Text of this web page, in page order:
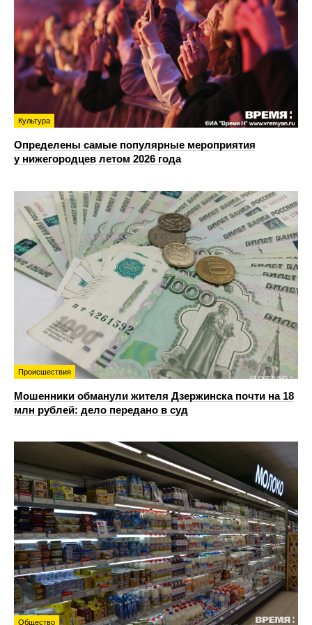
Культура
Определены самые популярные мероприятия
у нижегородцев летом 2026 года
Происшествия
Мошенники обманули жителя Дзержинска почти на 18
млн рублей: дело передано в суд
Общество